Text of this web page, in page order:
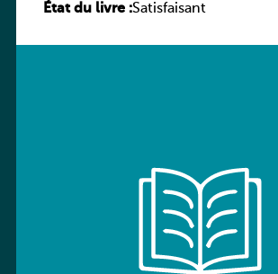
Workbook without key
État du livre :Satisfaisant